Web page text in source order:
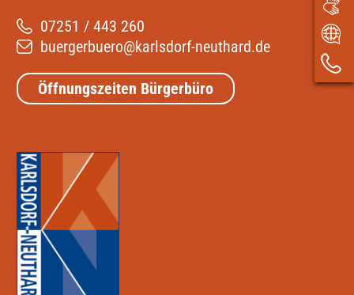
07251 / 443 260
buergerbuero@karlsdorf-neuthard.de
Öffnungszeiten Bürgerbüro